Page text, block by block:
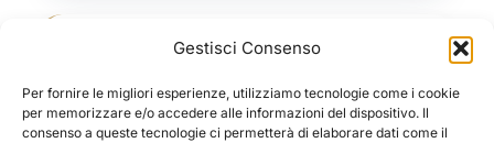
Gestisci Consenso
Per fornire le migliori esperienze, utilizziamo tecnologie come i cookie
per memorizzare e/o accedere alle informazioni del dispositivo. Il
consenso a queste tecnologie ci permetterà di elaborare dati come il
MENTE E CERVELLO
La memoria che resiste: perché la
paura nei cani non si cancella